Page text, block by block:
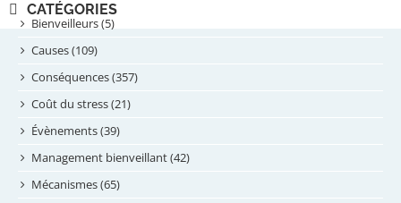
septembre 2024
août 2024
juillet 2024
juin 2024
mai 2024
avril 2024
février 2024
CATÉGORIES
Bienveilleurs (5)
Causes (109)
Conséquences (357)
Coût du stress (21)
Évènements (39)
Management bienveillant (42)
Mécanismes (65)